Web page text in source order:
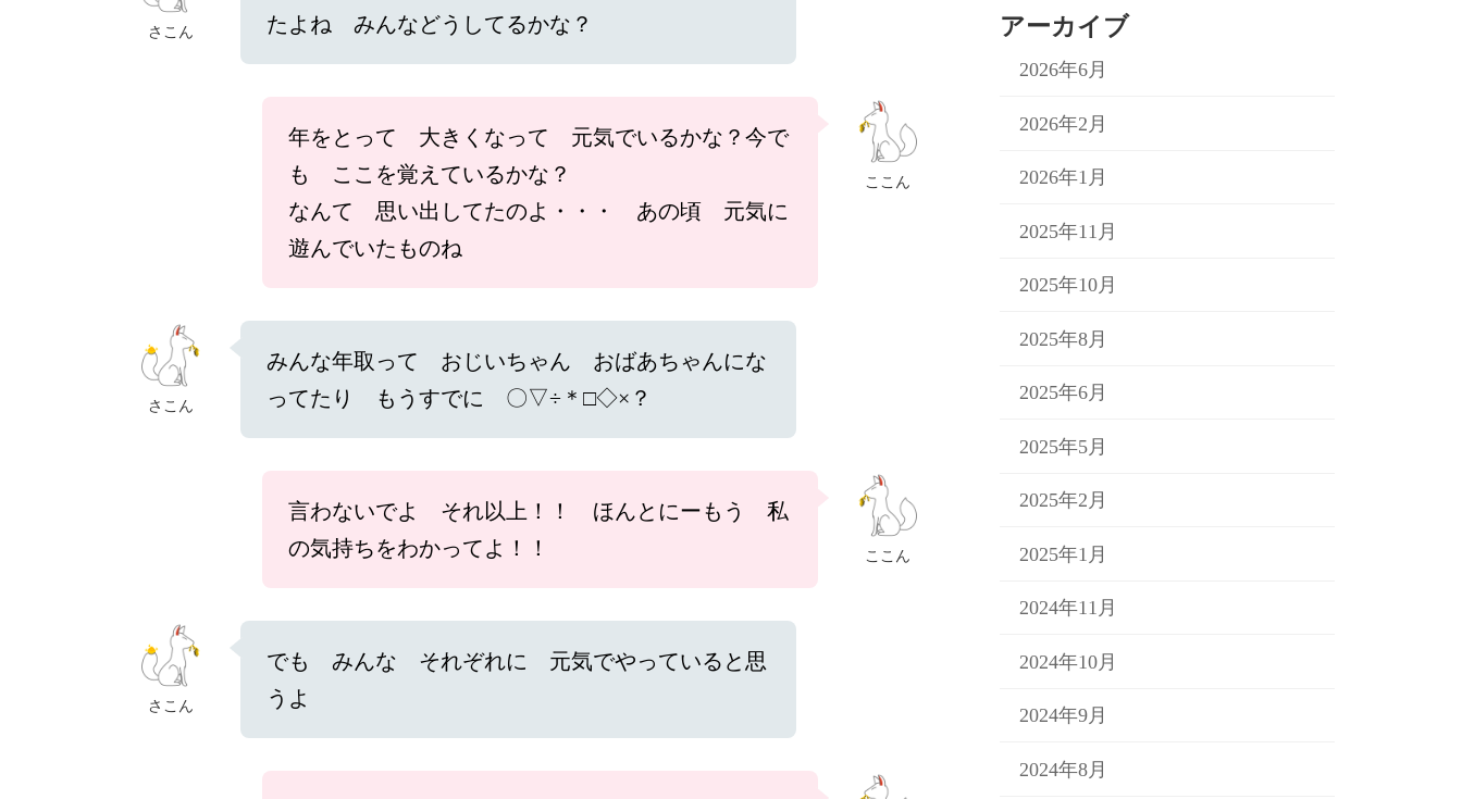
さこん
たよね みんなどうしてるかな？
ここん
年をとって 大きくなって 元気でいるかな？今で
も ここを覚えているかな？
なんて 思い出してたのよ・・・ あの頃 元気に
遊んでいたものね
さこん
みんな年取って おじいちゃん おばあちゃんにな
ってたり もうすでに 〇▽÷＊□◇×？
ここん
言わないでよ それ以上！！ ほんとにーもう 私
の気持ちをわかってよ！！
さこん
でも みんな それぞれに 元気でやっていると思
うよ
アーカイブ
2026年6月
2026年2月
2026年1月
2025年11月
2025年10月
2025年8月
2025年6月
2025年5月
2025年2月
2025年1月
2024年11月
2024年10月
2024年9月
2024年8月